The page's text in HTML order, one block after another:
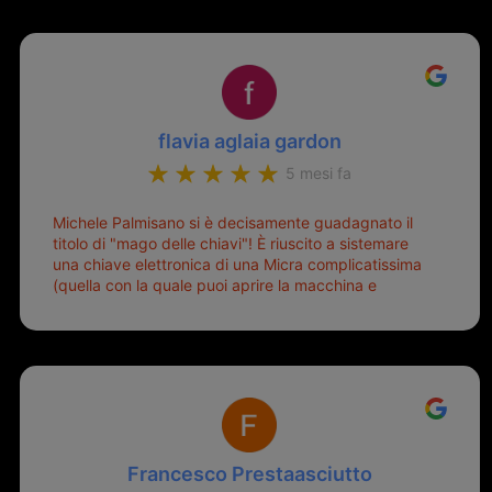
flavia aglaia gardon
5 mesi fa
Michele Palmisano si è decisamente guadagnato il
titolo di "mago delle chiavi"! È riuscito a sistemare
una chiave elettronica di una Micra complicatissima
(quella con la quale puoi aprire la macchina e
borsa!) che era pronta per la pattumiera... Avevo
pietose, si era perso il coperchietto, la chiave era
bisognava stare attenti che non ti staccasse la
chiave dal blocchetto e talvolta non faceva bene il
contatto nel quadro e bisognava armeggiare un po',
praticamente entrare e mettere in moto era un terno
Francesco Prestaasciutto